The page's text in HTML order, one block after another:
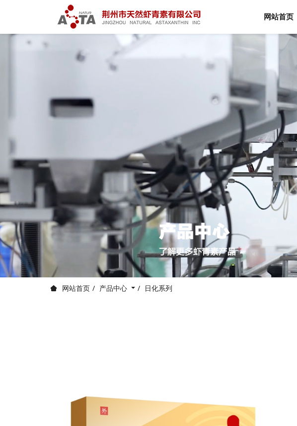
网站首页
网站首页 产品中心 日化系列